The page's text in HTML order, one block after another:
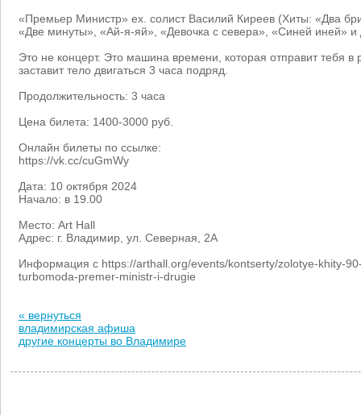
«Премьер Министр» ex. солист Василий Киреев (Хиты: «Два
«Две минуты», «Ай-я-яй», «Девочка с севера», «Синей иней» и
Это не концерт. Это машина времени, которая отправит тебя
заставит тело двигаться 3 часа подряд.
Продолжительность: 3 часа
Цена билета: 1400-3000 руб.
Онлайн билеты по ссылке:
https://vk.cc/cuGmWy
Дата: 10 октября 2024
Начало: в 19.00
Место: Art Hall
Адрес: г. Владимир, ул. Северная, 2А
Информация с https://arthall.org/events/kontserty/zolotye-khity-
turbomoda-premer-ministr-i-drugie
« вернуться
владимирская афиша
другие концерты во Владимире